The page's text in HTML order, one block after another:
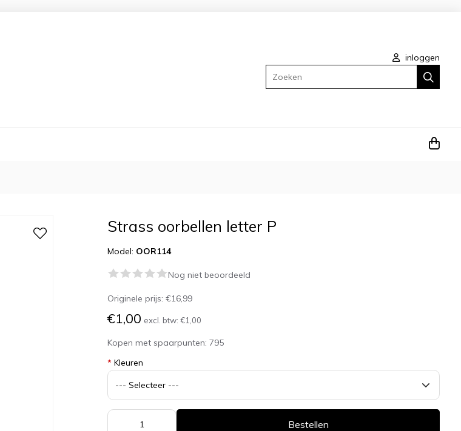
inloggen
Zoeken
Strass oorbellen letter P
Model: OOR114
Nog niet beoordeeld
Originele prijs:€16,99
€1,00 excl. btw:€1,00
Kopen met spaarpunten:795
* Kleuren
Bestellen